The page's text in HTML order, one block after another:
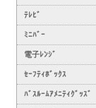
ﾃﾚﾋﾞ
ﾐﾆﾊﾞｰ
電子ﾚﾝｼﾞ
ｾｰﾌﾃｨﾎﾞｯｸｽ
ﾊﾞｽﾙｰﾑｱﾒﾆﾃｨｸﾞｯｽﾞ